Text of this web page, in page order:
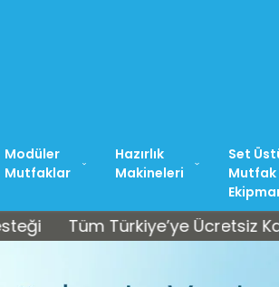
Modüler
Mutfaklar
Hazırlık
Makineleri
Set
Mutfak
Tüm Türkiye’ye Ücretsiz Kargo •